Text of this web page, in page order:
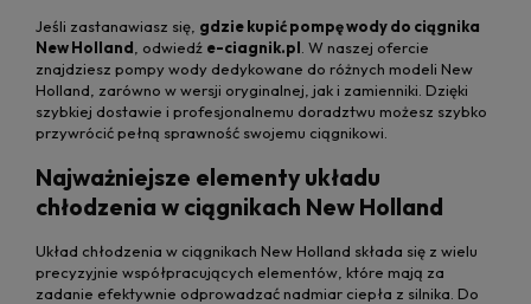
Jeśli zastanawiasz się, gdzie kupić pompę wody do ciągnika
New Holland , odwiedź e-ciagnik.pl . W naszej ofercie
znajdziesz pompy wody dedykowane do różnych modeli New
Holland, zarówno w wersji oryginalnej, jak i zamienniki. Dzięki
szybkiej dostawie i profesjonalnemu doradztwu możesz szybko
przywrócić pełną sprawność swojemu ciągnikowi.
Najważniejsze elementy układu
chłodzenia w ciągnikach New Holland
Układ chłodzenia w ciągnikach New Holland składa się z wielu
precyzyjnie współpracujących elementów, które mają za
zadanie efektywnie odprowadzać nadmiar ciepła z silnika. Do